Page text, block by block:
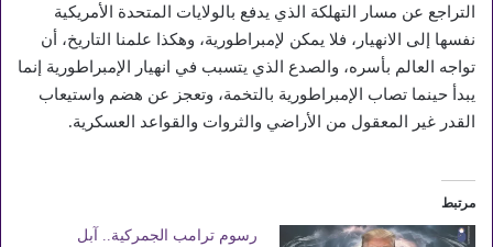
التراجع عن مسار التهلكة الذي يدفع بالولايات المتحدة الأمريكية
نفسها إلى الانهيار، فلا يمكن لإمبراطورية، وهكذا علمنا التاريخ، أن
تواجه العالم بأسره، والصدع الذي يتسبب في انهيار الإمبراطورية إنما
يبدأ حينما تصاب الإمبراطورية بالتخمة، وتعجز عن هضم واستيعاب
القدر غير المعقول من الأراضي والثروات والقواعد العسكرية.
مرتبط
رسوم ترامب الجمركية.. آبل